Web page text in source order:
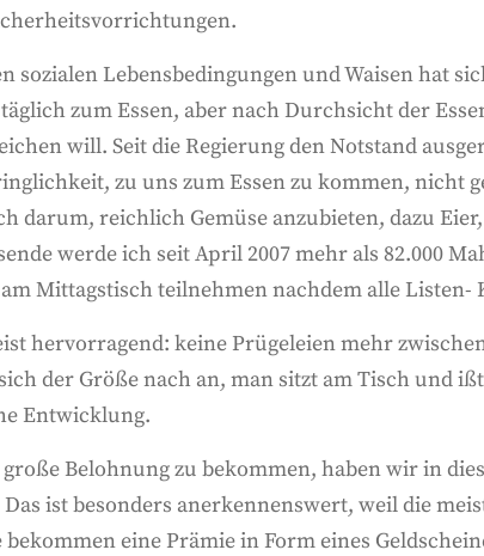
sozialen Lebensbedingungen und Waisen hat
zum Essen, aber nach Durchsicht der
will. Seit die Regierung den Notstand
zu uns zum Essen zu kommen, nicht
reichlich Gemüse anzubieten, dazu
werde ich seit April 2007 mehr als 82.000
Mittagstisch teilnehmen nachdem alle Listen-
hervorragend: keine Prügeleien mehr
der Größe nach an, man sitzt am Tisch und
Entwicklung.
Belohnung zu bekommen, haben wir in
ist besonders anerkennenswert, weil die
eine Prämie in Form eines